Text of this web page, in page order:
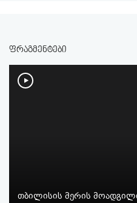
ფრაგმენტები
თბილისის მერის